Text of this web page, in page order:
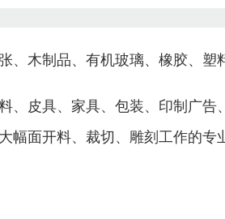
、木制品、有机玻璃、橡胶、塑
、皮具、家具、包装、印制广告
幅面开料、裁切、雕刻工作的专